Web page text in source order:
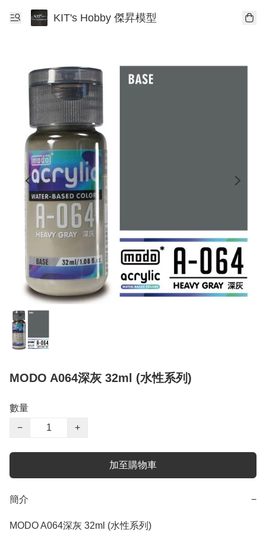
KIT's Hobby 傑昇模型
MODO A064深灰 32ml (水性系列)
數量
−
+
加至購物車
簡介 −
MODO A064深灰 32ml (水性系列)